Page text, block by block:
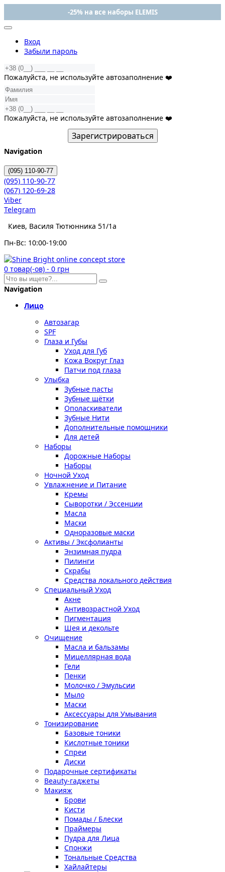
-25% на все наборы ELEMIS
Вход
Забыли пароль
Пожалуйста, не используйте автозаполнение ❤️
Пожалуйста, не используйте автозаполнение ❤️
Зарегистрироваться
Navigation
(095) 110-90-77
(095) 110-90-77
(067) 120-69-28
Viber
Telegram
Киев, Василя Тютюнника 51/1а
Пн-Вс: 10:00-19:00
0 товар(-ов) - 0 грн
Navigation
Лицо
Автозагар
SPF
Глаза и Губы
Уход для Губ
Кожа Вокруг Глаз
Патчи под глаза
Улыбка
Зубные пасты
Зубные щётки
Ополаскиватели
Зубные Нити
Дополнительные помощники
Для детей
Наборы
Дорожные Наборы
Наборы
Ночной Уход
Увлажнение и Питание
Кремы
Сыворотки / Эссенции
Масла
Маски
Одноразовые маски
Активы / Эксфолианты
Энзимная пудра
Пилинги
Скрабы
Средства локального действия
Специальный Уход
Акне
Антивозрастной Уход
Пигментация
Шея и декольте
Очищение
Масла и бальзамы
Мицеллярная вода
Гели
Пенки
Молочко / Эмульсии
Мыло
Маски
Аксессуары для Умывания
Тонизирование
Базовые тоники
Кислотные тоники
Спреи
Диски
Подарочные сертификаты
Beauty-гаджеты
Макияж
Брови
Кисти
Помады / Блески
Праймеры
Пудра для Лица
Спонжи
Тональные Средства
Хайлайтеры